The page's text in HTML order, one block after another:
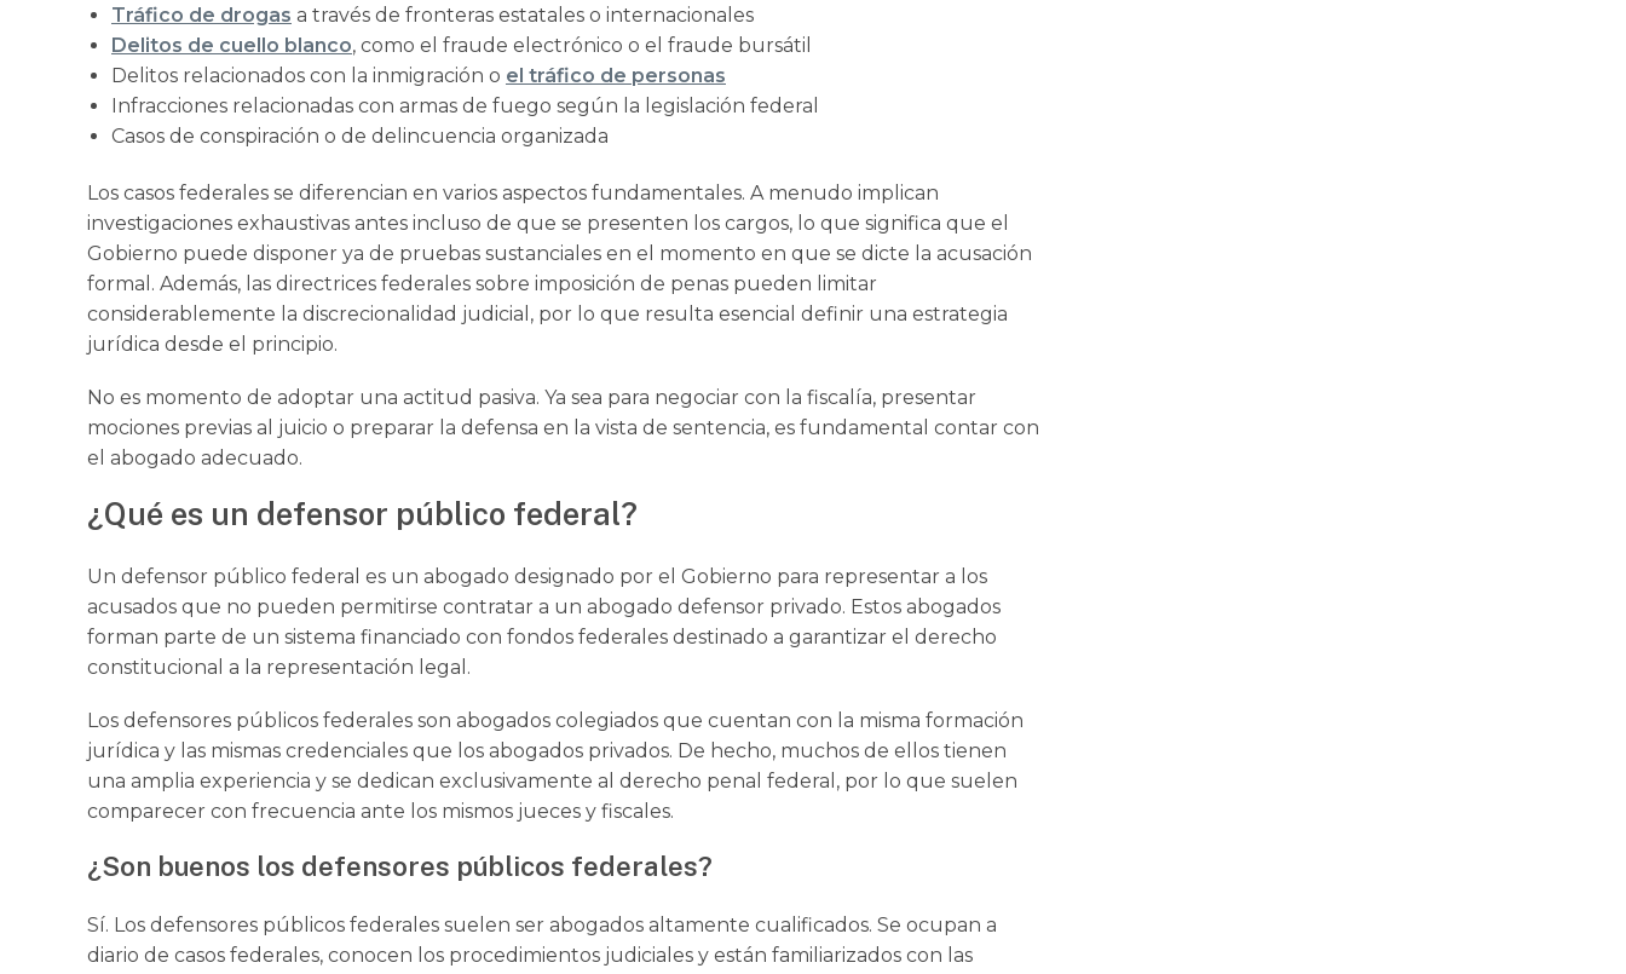
Tráfico de drogas a través de fronteras estatales o internacionales
Delitos de cuello blanco, como el fraude electrónico o el fraude bursátil
Delitos relacionados con la inmigración o el tráfico de personas
Infracciones relacionadas con armas de fuego según la legislación federal
Casos de conspiración o de delincuencia organizada
Los casos federales se diferencian en varios aspectos fundamentales. A menudo implican
investigaciones exhaustivas antes incluso de que se presenten los cargos, lo que significa que el
Gobierno puede disponer ya de pruebas sustanciales en el momento en que se dicte la acusación
formal. Además, las directrices federales sobre imposición de penas pueden limitar
considerablemente la discrecionalidad judicial, por lo que resulta esencial definir una estrategia
jurídica desde el principio.
No es momento de adoptar una actitud pasiva. Ya sea para negociar con la fiscalía, presentar
mociones previas al juicio o preparar la defensa en la vista de sentencia, es fundamental contar con
el abogado adecuado.
¿Qué es un defensor público federal?
Un defensor público federal es un abogado designado por el Gobierno para representar a los
acusados que no pueden permitirse contratar a un abogado defensor privado. Estos abogados
forman parte de un sistema financiado con fondos federales destinado a garantizar el derecho
constitucional a la representación legal.
Los defensores públicos federales son abogados colegiados que cuentan con la misma formación
jurídica y las mismas credenciales que los abogados privados. De hecho, muchos de ellos tienen
una amplia experiencia y se dedican exclusivamente al derecho penal federal, por lo que suelen
comparecer con frecuencia ante los mismos jueces y fiscales.
¿Son buenos los defensores públicos federales?
Sí. Los defensores públicos federales suelen ser abogados altamente cualificados. Se ocupan a
diario de casos federales, conocen los procedimientos judiciales y están familiarizados con las